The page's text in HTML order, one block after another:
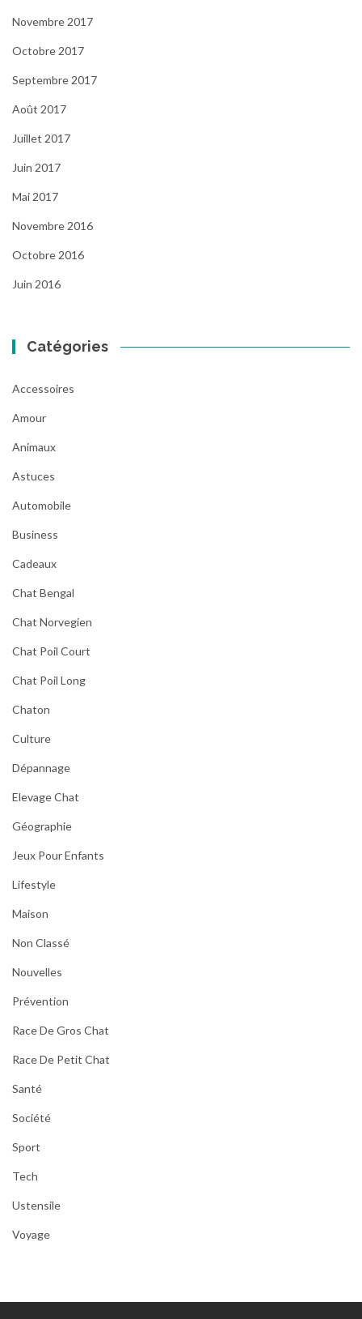
Novembre 2017
Octobre 2017
Septembre 2017
Août 2017
Juillet 2017
Juin 2017
Mai 2017
Novembre 2016
Octobre 2016
Juin 2016
Catégories
Accessoires
Amour
Animaux
Astuces
Automobile
Business
Cadeaux
Chat Bengal
Chat Norvegien
Chat Poil Court
Chat Poil Long
Chaton
Culture
Dépannage
Elevage Chat
Géographie
Jeux Pour Enfants
Lifestyle
Maison
Non Classé
Nouvelles
Prévention
Race De Gros Chat
Race De Petit Chat
Santé
Société
Sport
Tech
Ustensile
Voyage